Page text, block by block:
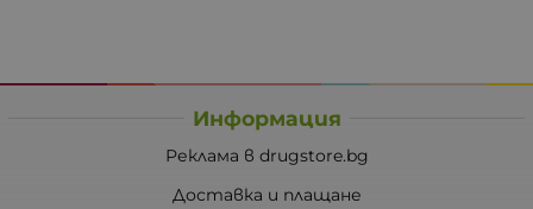
Информация
Реклама в drugstore.bg
Доставка и плащане